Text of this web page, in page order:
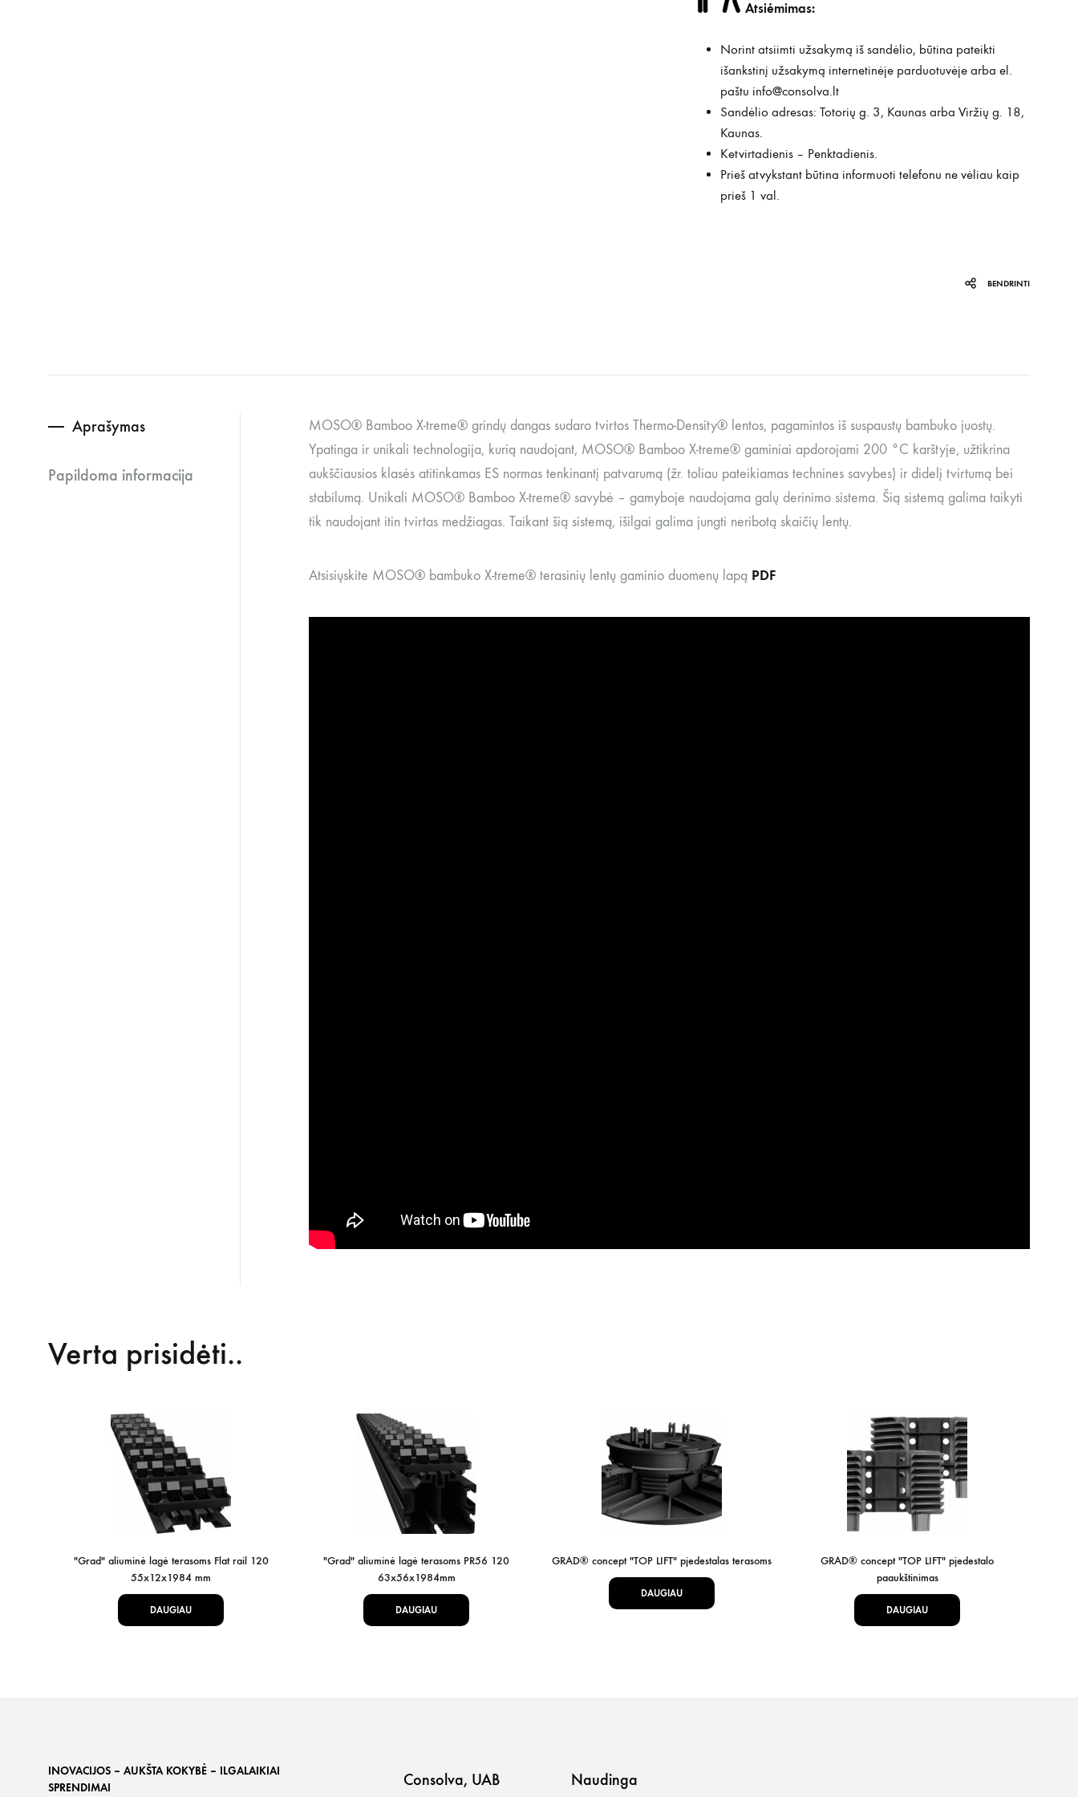
Atsiėmimas:
Norint atsiimti užsakymą iš sandėlio, būtina pateikti
išankstinį užsakymą internetinėje parduotuvėje arba el.
paštu info@consolva.lt
Sandėlio adresas: Totorių g. 3, Kaunas arba Viržių g. 18,
Kaunas.
Ketvirtadienis – Penktadienis.
Prieš atvykstant būtina informuoti telefonu ne vėliau kaip
prieš 1 val.
BENDRINTI
Aprašymas
Papildoma informacija
MOSO® Bamboo X-treme® grindų dangas sudaro tvirtos Thermo-Density® lentos, pagamintos iš suspaustų bambuko juostų.
Ypatinga ir unikali technologija, kurią naudojant, MOSO® Bamboo X-treme® gaminiai apdorojami 200 °C karštyje, užtikrina
aukščiausios klasės atitinkamas ES normas tenkinantį patvarumą (žr. toliau pateikiamas technines savybes) ir didelį tvirtumą bei
stabilumą. Unikali MOSO® Bamboo X-treme® savybė – gamyboje naudojama galų derinimo sistema. Šią sistemą galima taikyti
tik naudojant itin tvirtas medžiagas. Taikant šią sistemą, išilgai galima jungti neribotą skaičių lentų.
Atsisiųskite MOSO® bambuko X-treme® terasinių lentų gaminio duomenų lapą PDF
Verta prisidėti..
"Grad" aliuminė lagė terasoms Flat rail 120
55x12x1984 mm
DAUGIAU
"Grad" aliuminė lagė terasoms PR56 120
63x56x1984mm
DAUGIAU
GRAD® concept "TOP LIFT" pjedestalas terasoms
DAUGIAU
GRAD® concept "TOP LIFT" pjedestalo
paaukštinimas
DAUGIAU
INOVACIJOS – AUKŠTA KOKYBĖ – ILGALAIKIAI
SPRENDIMAI
Consolva, UAB Naudinga